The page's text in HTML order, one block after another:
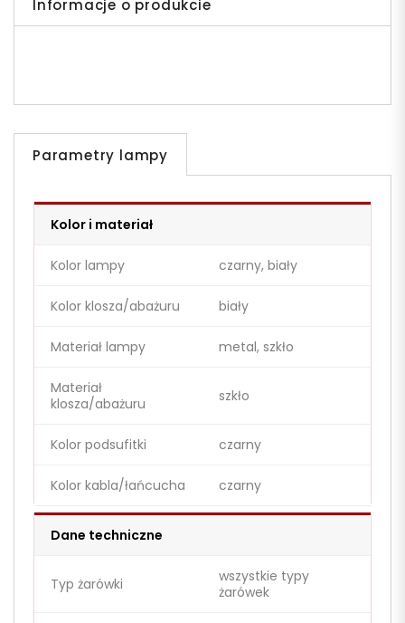
Informacje o produkcie
Parametry lampy
Kolor i materiał
Kolor lampy czarny, biały
Kolor klosza/abażuru biały
Materiał lampy metal, szkło
Materiał
klosza/abażuru
szkło
Kolor podsufitki czarny
Kolor kabla/łańcucha czarny
Dane techniczne
Typ żarówki
wszystkie typy
żarówek